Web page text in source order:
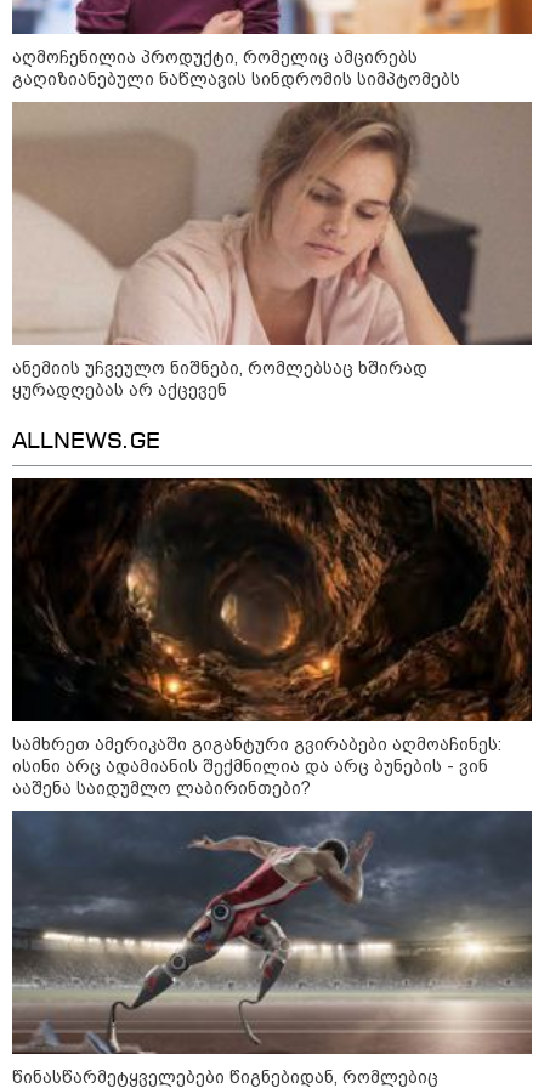
10:54 / 10-08-2026
ქურდობა თვითმფრინავის ბორტზე:
პოლიციამ ჩინეთის 2 მოქალაქე დააკავა -
რა ინფორმაციას ავრცელებს შსს
15:41 / 09-08-2026
ყვარელში თვითნებურად
მოწყობილ ავტორბოლაზე
არასრულწლოვნის დაღუპვის
საქმეზე პროკურატურა
განცხადებას ავრცელებს
14:46 / 09-08-2026
"ნატა ვიბლიანის საქმეზე
საზოგადოება უახლოეს
დღეებში გაიგებს სიახლეს,
დაიდება პირველი
მნიშვნელოვანი შედეგი და
ოფიციალურად ცნობენ
დაზარალებულად" - ტარიელ
კაკაბაძე
11:42 / 09-08-2026
"ამოღებულია სხვადასხვა
მოდელის ცეცხლსასროლი
იარაღი, საბრძოლო მასალა,
მათ შორი: 2 ავტომატი, 3
პისტოლეტი, 6 მჭიდი, მაყუჩი და
41 ვაზნა" - დაკავებულია 5 პირი
11:10 / 09-08-2026
აღმოჩენილია პროდუქტი, რომელიც ამცირებს
გაღიზიანებული ნაწლავის სინდრომის სიმპტომებს
ანემიის უჩვეულო ნიშნები, რომლებსაც ხშირად
ყურადღებას არ აქცევენ
ALLNEWS.GE
სამხრეთ ამერიკაში გიგანტური გვირაბები აღმოაჩინეს:
ისინი არც ადამიანის შექმნილია და არც ბუნების - ვინ
ააშენა საიდუმლო ლაბირინთები?
წინასწარმეტყველებები წიგნებიდან, რომლებიც